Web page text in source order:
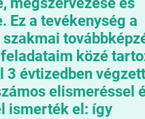
Ez a tevékenység a
szakmai
közé
3 évtizedben végzett
elismeréssel
ismerték el: így